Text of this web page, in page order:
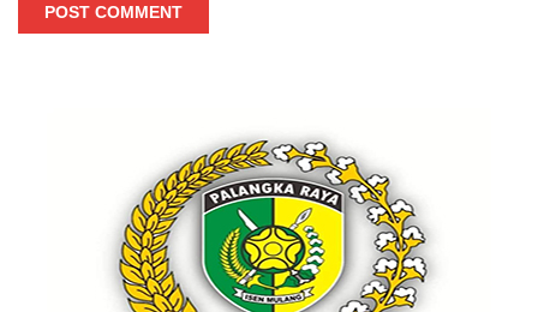
POST COMMENT